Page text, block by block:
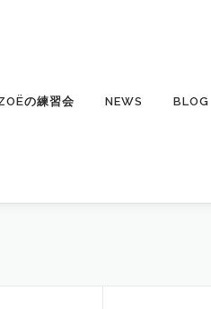
の練習会 NEWS BLOG